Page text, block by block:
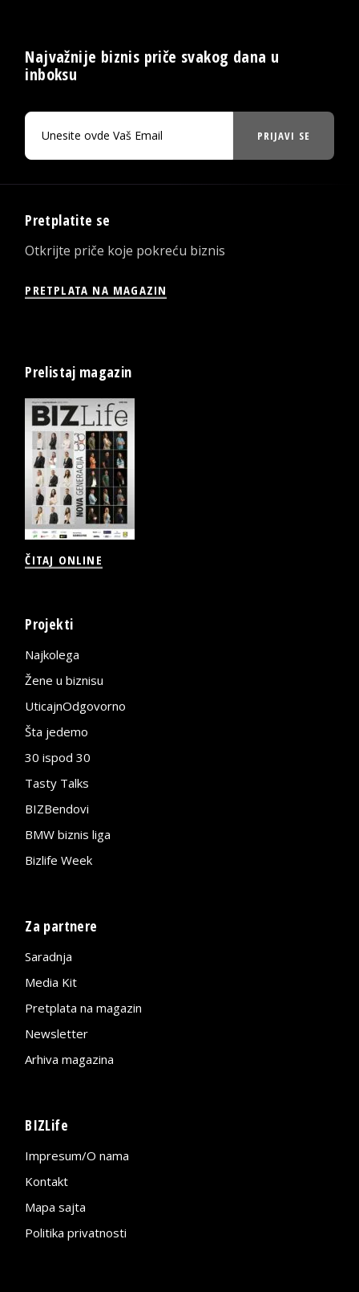
Najvažnije biznis priče svakog dana u
inboksu
PRIJAVI SE
Pretplatite se
Otkrijte priče koje pokreću biznis
PRETPLATA NA MAGAZIN
Prelistaj magazin
ČITAJ ONLINE
Projekti
Najkolega
Žene u biznisu
UticajnOdgovorno
Šta jedemo
30 ispod 30
Tasty Talks
BIZBendovi
BMW biznis liga
Bizlife Week
Za partnere
Saradnja
Media Kit
Pretplata na magazin
Newsletter
Arhiva magazina
BIZLife
Impresum/O nama
Kontakt
Mapa sajta
Politika privatnosti